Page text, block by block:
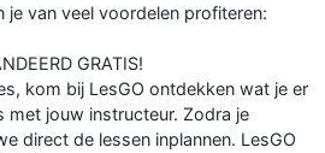
je van veel voordelen profiteren:
GRATIS!
kom bij LesGO ontdekken wat je er
met jouw instructeur. Zodra je
direct de lessen inplannen. LesGO